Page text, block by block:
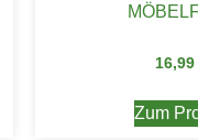
16,99
Zum